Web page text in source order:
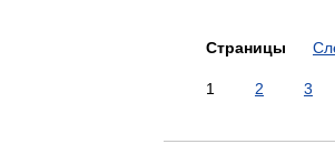
Страницы
1 2 3